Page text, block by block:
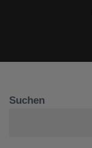
Suchen